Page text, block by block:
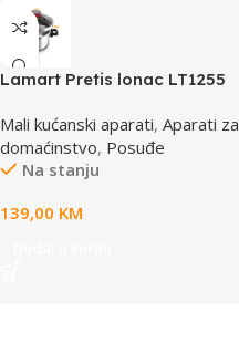
Lamart Pretis lonac LT1255
Mali kućanski aparati, Aparati za
domaćinstvo, Posuđe
Na stanju
139,00 KM